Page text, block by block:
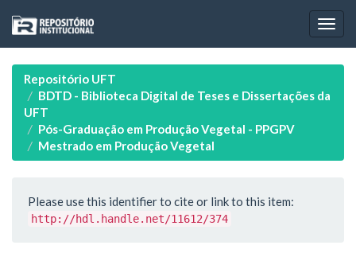
navigation
Repositório UFT
BDTD - Biblioteca Digital de Teses e Dissertações da
UFT
Pós-Graduação em Produção Vegetal - PPGPV
Mestrado em Produção Vegetal
Please use this identifier to cite or link to this item:
http://hdl.handle.net/11612/374